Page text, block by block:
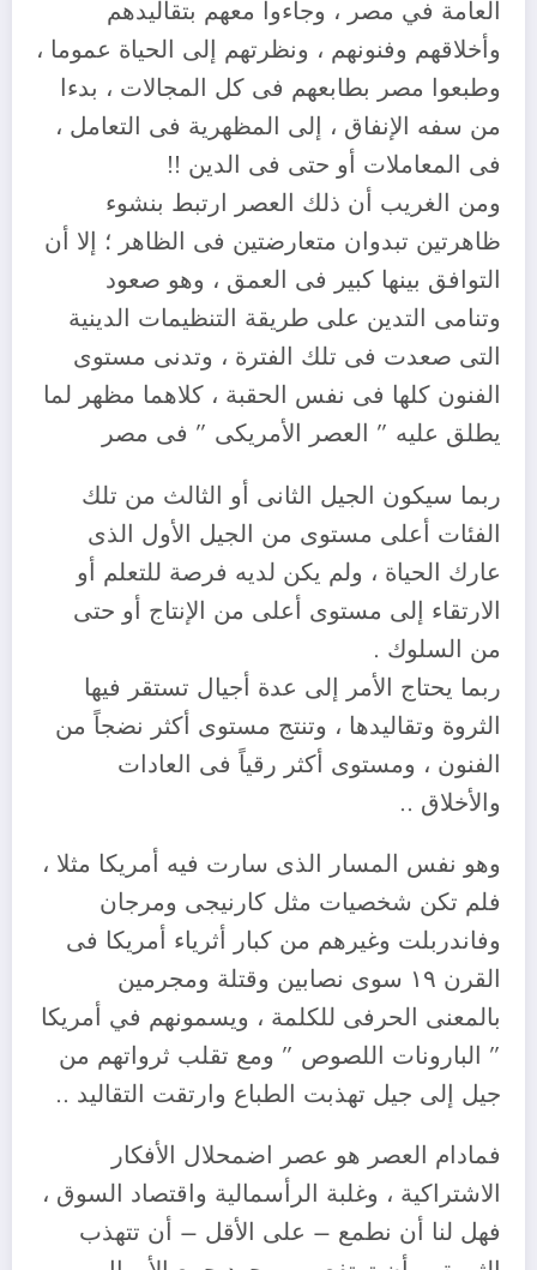
العامة في مصر ، وجاءوا معهم بتقاليدهم
وأخلاقهم وفنونهم ، ونظرتهم إلى الحياة عموما ،
وطبعوا مصر بطابعهم فى كل المجالات ، بدءا
من سفه الإنفاق ، إلى المظهرية فى التعامل ،
فى المعاملات أو حتى فى الدين !!
ومن الغريب أن ذلك العصر ارتبط بنشوء
ظاهرتين تبدوان متعارضتين فى الظاهر ؛ إلا أن
التوافق بينها كبير فى العمق ، وهو صعود
وتنامى التدين على طريقة التنظيمات الدينية
التى صعدت فى تلك الفترة ، وتدنى مستوى
الفنون كلها فى نفس الحقبة ، كلاهما مظهر لما
يطلق عليه ” العصر الأمريكى ” فى مصر
ربما سيكون الجيل الثانى أو الثالث من تلك
الفئات أعلى مستوى من الجيل الأول الذى
عارك الحياة ، ولم يكن لديه فرصة للتعلم أو
الارتقاء إلى مستوى أعلى من الإنتاج أو حتى
من السلوك .
ربما يحتاج الأمر إلى عدة أجيال تستقر فيها
الثروة وتقاليدها ، وتنتج مستوى أكثر نضجاً من
الفنون ، ومستوى أكثر رقياً فى العادات
والأخلاق ..
وهو نفس المسار الذى سارت فيه أمريكا مثلا ،
فلم تكن شخصيات مثل كارنيجى ومرجان
وفاندربلت وغيرهم من كبار أثرياء أمريكا فى
القرن ١٩ سوى نصابين وقتلة ومجرمين
بالمعنى الحرفى للكلمة ، ويسمونهم في أمريكا
” البارونات اللصوص ” ومع تقلب ثرواتهم من
جيل إلى جيل تهذبت الطباع وارتقت التقاليد ..
فمادام العصر هو عصر اضمحلال الأفكار
الاشتراكية ، وغلبة الرأسمالية واقتصاد السوق ،
فهل لنا أن نطمع – على الأقل – أن تتهذب